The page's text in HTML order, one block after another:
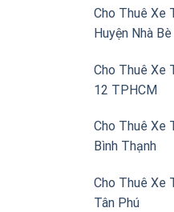
Cho Thuê Xe
Huyện Nhà Bè
Cho Thuê Xe
12 TPHCM
Cho Thuê Xe
Bình Thạnh
Cho Thuê Xe
Tân Phú